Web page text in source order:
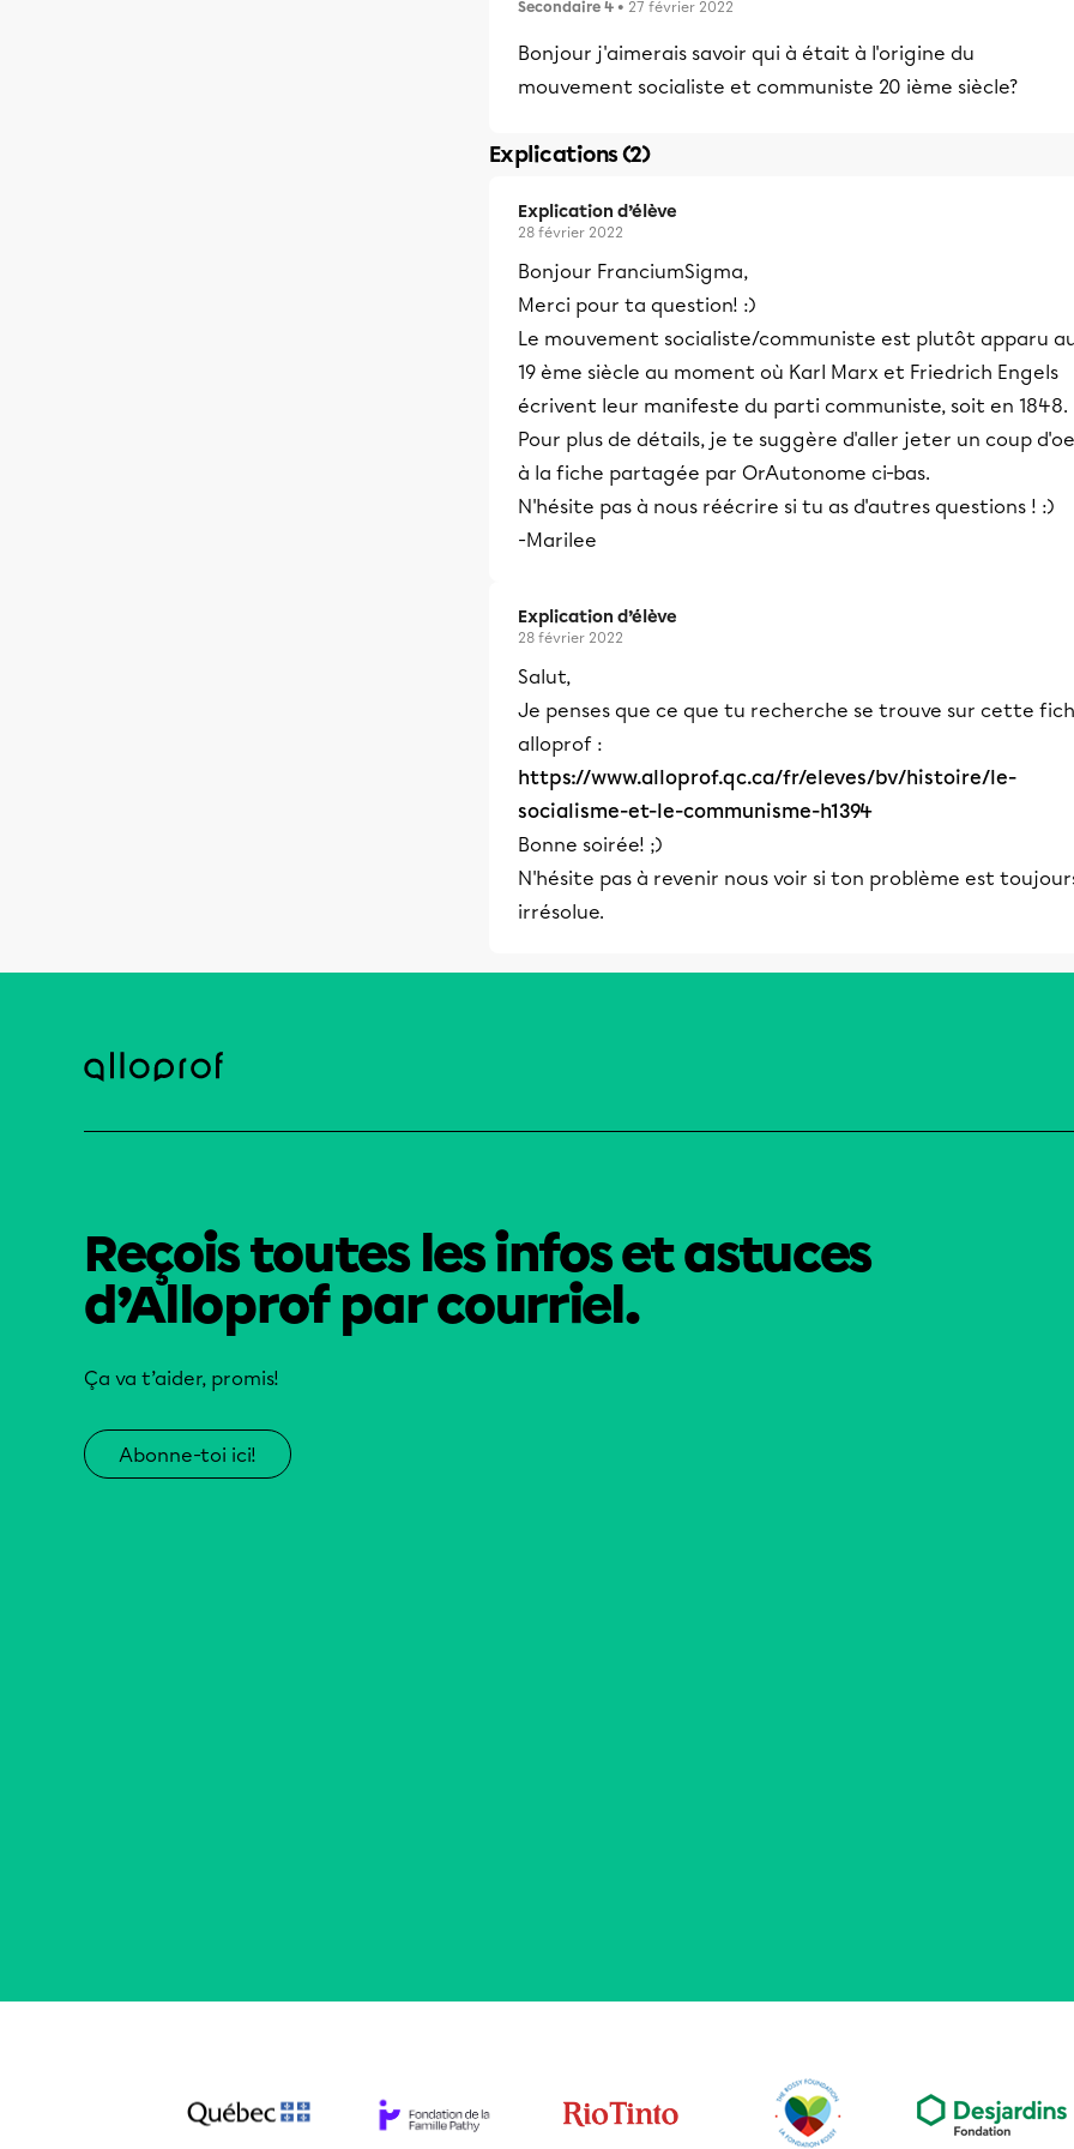
Secondaire 4 • 27 février 2022
Bonjour j'aimerais savoir qui à était à l'origine du
mouvement socialiste et communiste 20 ième siècle?
Explications (2)
Explication d’élève
28 février 2022
Bonjour FranciumSigma,
Merci pour ta question! :)
Le mouvement socialiste/communiste est plutôt apparu
19 ème siècle au moment où Karl Marx et Friedrich Engels
écrivent leur manifeste du parti communiste, soit en 1848.
Pour plus de détails, je te suggère d'aller jeter un coup
à la fiche partagée par OrAutonome ci-bas.
N'hésite pas à nous réécrire si tu as d'autres questions ! :)
-Marilee
Explication d’élève
28 février 2022
Salut,
Je penses que ce que tu recherche se trouve sur cette
alloprof :
https://www.alloprof.qc.ca/fr/eleves/bv/histoire/le-
socialisme-et-le-communisme-h1394
Bonne soirée! ;)
N'hésite pas à revenir nous voir si ton problème est
irrésolue.
Reçois toutes les infos et astuces
d’Alloprof par courriel.
Ça va t’aider, promis!
Abonne-toi ici!